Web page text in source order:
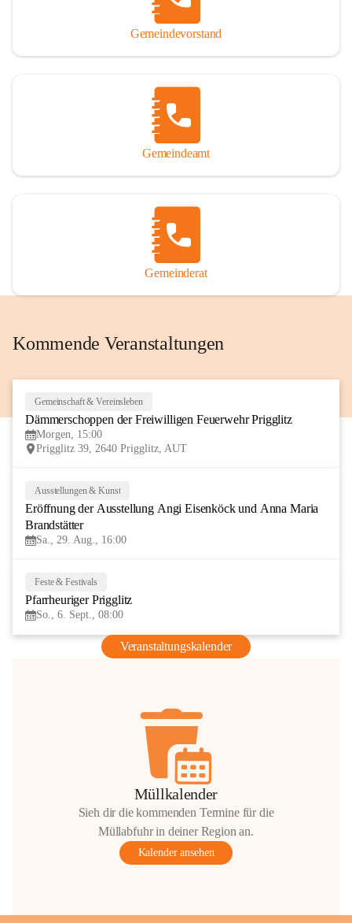
Gemeindevorstand
Gemeindeamt
Gemeinderat
Kommende Veranstaltungen
Gemeinschaft & Vereinsleben
Dämmerschoppen der Freiwilligen Feuerwehr Prigglitz
Morgen, 15:00
Prigglitz 39, 2640 Prigglitz, AUT
AUG
Ausstellungen & Kunst
Eröffnung der Ausstellung Angi Eisenköck und Anna Maria
Brandstätter
Sa., 29. Aug., 16:00
Feste & Festivals
Pfarrheuriger Prigglitz
So., 6. Sept., 08:00
Veranstaltungskalender
Müllkalender
Sieh dir die kommenden Termine für die
Müllabfuhr in deiner Region an.
Kalender ansehen